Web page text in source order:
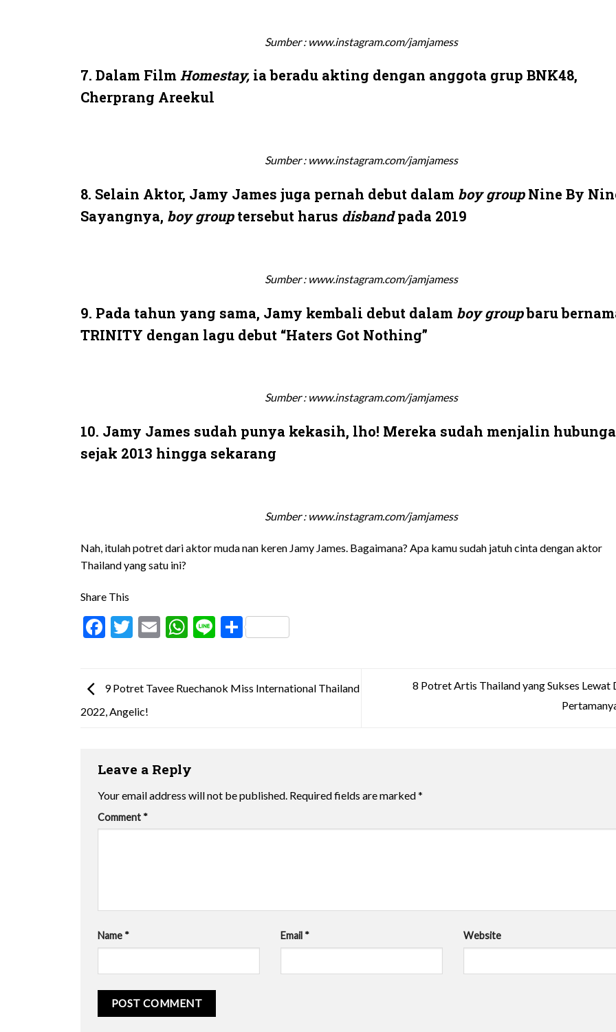
Sumber : www.instagram.com/jamjamess
7. Dalam FilmHomestay, ia beradu akting dengan anggota grup BNK48,
Cherprang Areekul
Sumber : www.instagram.com/jamjamess
8. Selain Aktor, Jamy James juga pernah debut dalam boy groupNine By
Sayangnya, boy grouptersebut harus disbandpada 2019
Sumber : www.instagram.com/jamjamess
9. Pada tahun yang sama, Jamy kembali debut dalam boy groupbaru
TRINITY dengan lagu debut “Haters Got Nothing”
Sumber : www.instagram.com/jamjamess
10. Jamy James sudah punya kekasih, lho! Mereka sudah menjalin
sejak 2013 hingga sekarang
Sumber : www.instagram.com/jamjamess
Nah, itulah potret dari aktor muda nan keren Jamy James. Bagaimana? Apa kamu sudah jatuh cinta dengan aktor
Thailand yang satu ini?
Share This
Facebook
Twitter
EmailWhatsApp
LineShare
9 Potret Tavee Ruechanok Miss International Thailand
2022, Angelic!
8 Potret Artis Thailand yang Sukses Lewat
Leave a Reply
Your email address will not be published. Required fields are marked*
Comment *
Name * Email * Website